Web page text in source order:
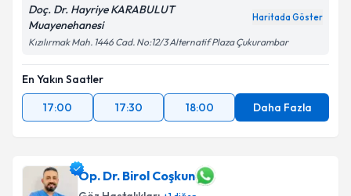
Doç. Dr. Hayriye KARABULUT
Muayenehanesi
Haritada Göster
Kızılırmak Mah. 1446 Cad. No:12/3 Alternatif Plaza Çukurambar
En Yakın Saatler
17:00
17:30 18:00 Daha Fazla
Op. Dr. Birol Coşkun